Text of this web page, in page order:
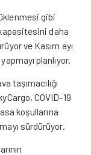
gibi
daha
ve Kasım ayı
planlıyor.
taşımacılığı
COVID-19
koşullarına
sürdürüyor.